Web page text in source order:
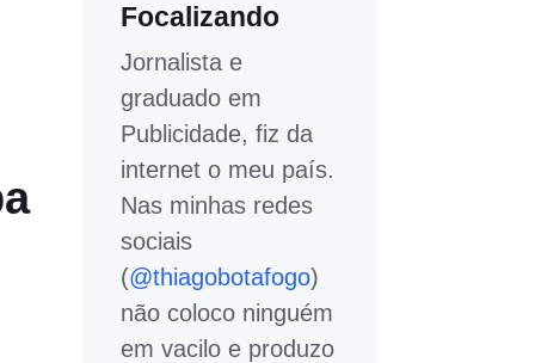
Focalizando
Jornalista e
graduado em
Publicidade, fiz da
internet o meu país.
Nas minhas redes
sociais
(@thiagobotafogo)
não coloco ninguém
em vacilo e produzo